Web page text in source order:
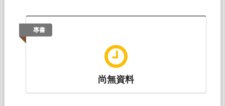
ーチャル空間での異文化コミュニケーション教
育-医学部生と台湾の日本語・日本文化学科生の
教育交流活動事例から-
文化間教育学会第46回大会, 東京大学本郷キャ
ンパス（The University of Tokyo Hongo
Campus): 異文化間教育学会第46回大会準備委
專書
尚無資料